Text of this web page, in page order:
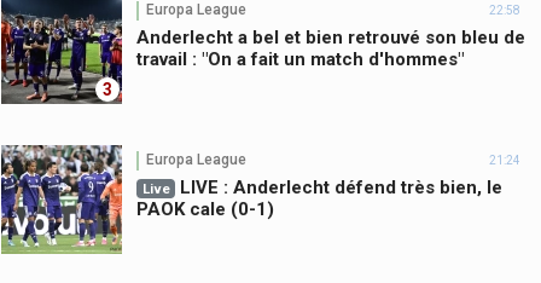
3
Europa League 22:58
Anderlecht a bel et bien retrouvé son bleu de
travail : "On a fait un match d'hommes"
Europa League 21:24
Live
LIVE : Anderlecht défend très bien, le
PAOK cale (0-1)